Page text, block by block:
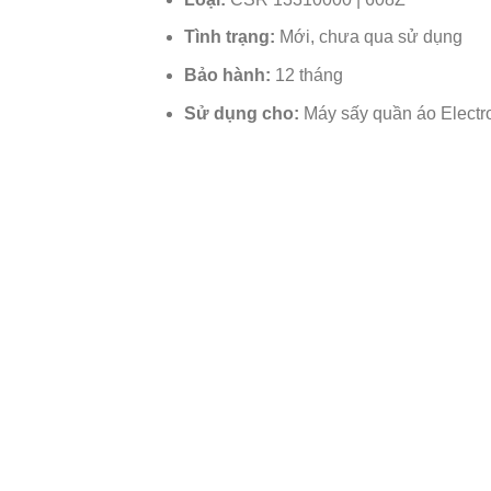
Tình trạng: Mới, chưa qua sử dụng
Bảo hành: 12 tháng
Sử dụng cho: Máy sấy quần áo